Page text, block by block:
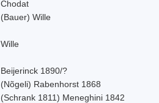
Chodat
(Bauer) Wille
Wille
Beijerinck 1890/?
(Nõgeli) Rabenhorst 1868
(Schrank 1811) Meneghini 1842